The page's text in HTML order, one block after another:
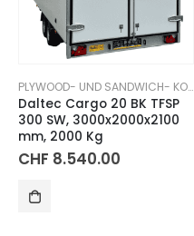
PLYWOOD- UND SANDWICH- KOFFERANHÄNGER
Daltec Cargo 20 BK TFSP
300 SW, 3000x2000x2100
mm, 2000 Kg
CHF 8.540.00